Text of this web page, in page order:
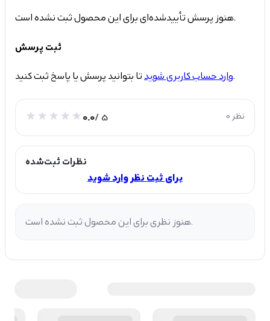
هنوز پرسش تأییدشده‌ای برای این محصول ثبت نشده است.
ثبت پرسش
وارد حساب کاربری شویدتا بتوانید پرسش یا پاسخ ثبت کنید.
0.0/ 5 0 نظر
نظرات ثبت‌شده
برای ثبت نظر وارد شوید
هنوز نظری برای این محصول ثبت نشده است.